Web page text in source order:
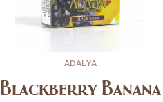
ADALYA
Blackberry Banana